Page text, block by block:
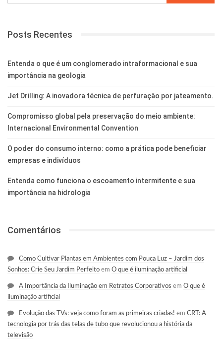
Posts Recentes
Entenda o que é um conglomerado intraformacional e sua
importância na geologia
Jet Drilling: A inovadora técnica de perfuração por jateamento.
Compromisso global pela preservação do meio ambiente:
Internacional Environmental Convention
O poder do consumo interno: como a prática pode beneficiar
empresas e indivíduos
Entenda como funciona o escoamento intermitente e sua
importância na hidrologia
Comentários
Como Cultivar Plantas em Ambientes com Pouca Luz – Jardim dos
Sonhos: Crie Seu Jardim Perfeito em O que é iluminação artificial
A Importância da Iluminação em Retratos Corporativos em O que é
iluminação artificial
Evolução das TVs: veja como foram as primeiras criadas! em CRT: A
tecnologia por trás das telas de tubo que revolucionou a história da
televisão